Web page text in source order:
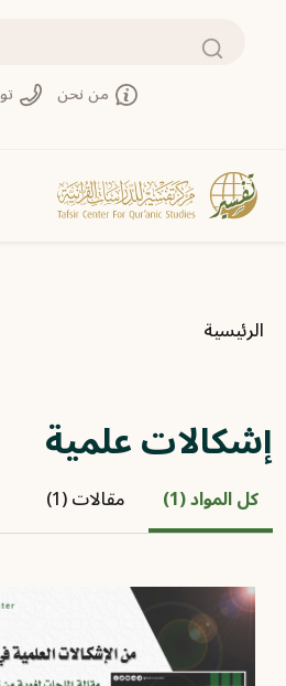
بحث
من نحن
مسار التنقل
الرئيسية
إشكالات علمية
كل المواد (1) مقالات (1)